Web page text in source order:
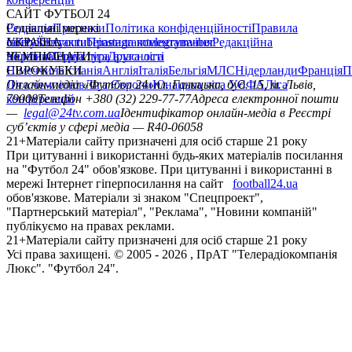
САЙТ ФУТБОЛ 24
РедакціяПрогнозиПолітика конфіденційностіПравила
сайтуКонтактиПравила коментуванняРедакційна
політикаСтруктура власності
Соціальні мережі
facebookxyoutubeinstagramtelegramviber
УКРАЇНА
УкраїнаПерша лігаДруга ліга
ЧЕМПІОНАТИ
НімеччинаІспаніяАнгліяІталіяБельгіяМЛСНідерландиФранція
ЄВРОКУБКИ
Ліга чемпіонівЛіга ЄвропиЮнацька ліга УЄФАЛіга
конференцій
Онлайн-медіа «Футбол 24»пл. Галицька, буд. 15, м. Львів,
79008Телефон +380 (32) 229-77-77Адреса електронної пошти
— legal@24tv.com.uaІдентифікатор онлайн-медіа в Реєстрі
суб’єктів у сфері медіа — R40-06058
21+Матеріали сайту призначені для осіб старше 21 року
При цитуванні і використанні будь-яких матеріалів посилання
на "Футбол 24" обов'язкове. При цитуванні і використанні в
мережі Інтернет гіперпосилання на сайт
football24.ua
обов'язкове. Матеріали зі знаком "Спецпроект",
"Партнерський матеріал", "Реклама", "Новини компаній"
публікуємо на правах реклами.
21+Матеріали сайту призначені для осіб старше 21 року
Усi права захищенi. © 2005 - 2026 , ПрАТ "Телерадіокомпанія
Люкс". "Футбол 24".